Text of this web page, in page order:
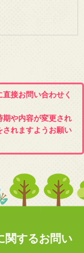
接お問い合わせく
や内容が変更され
されますようお願い
関するお問い